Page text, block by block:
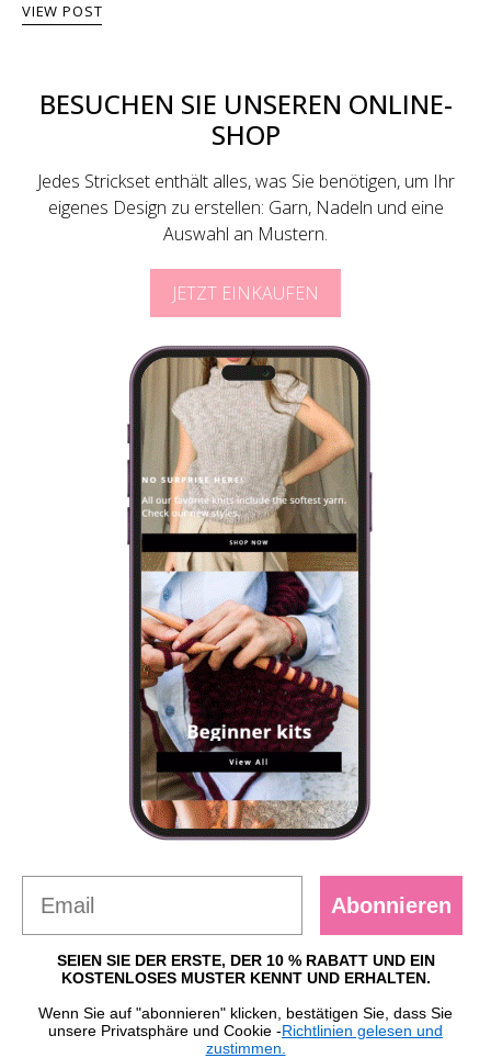
VIEW POST
BESUCHEN SIE UNSEREN ONLINE-
SHOP
Jedes Strickset enthält alles, was Sie benötigen, um Ihr
eigenes Design zu erstellen: Garn, Nadeln und eine
Auswahl an Mustern.
JETZT EINKAUFEN
Abonnieren
SEIEN SIE DER ERSTE, DER 10 % RABATT UND EIN
KOSTENLOSES MUSTER KENNT UND ERHALTEN.
Wenn Sie auf "abonnieren" klicken, bestätigen Sie, dass Sie
unsere Privatsphäre und Cookie -Richtlinien gelesen und
zustimmen.